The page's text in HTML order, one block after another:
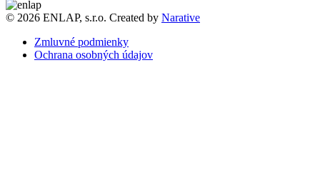
© 2026 ENLAP, s.r.o. Created by Narative
Zmluvné podmienky
Ochrana osobných údajov